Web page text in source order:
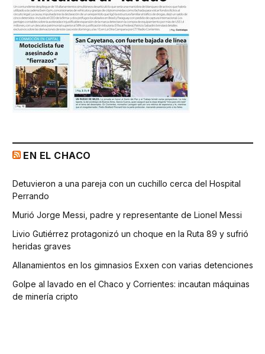
EN EL CHACO
Detuvieron a una pareja con un cuchillo cerca del Hospital
Perrando
Murió Jorge Messi, padre y representante de Lionel Messi
Livio Gutiérrez protagonizó un choque en la Ruta 89 y sufrió
heridas graves
Allanamientos en los gimnasios Exxen con varias detenciones
Golpe al lavado en el Chaco y Corrientes: incautan máquinas
de minería cripto